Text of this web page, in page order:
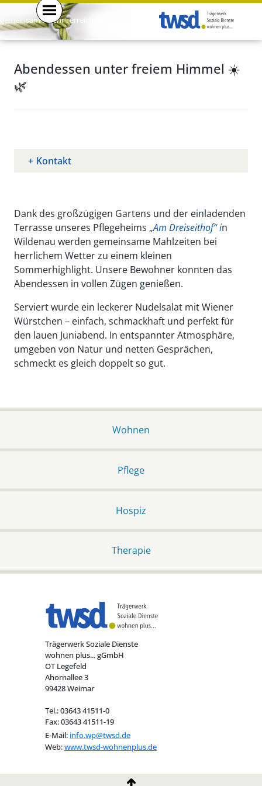
gemeinsam . mehr . erreichen .
Abendessen unter freiem Himmel ☀️
🌿
Kontakt
Dank des großzügigen Gartens und der einladenden
Terrasse unseres Pflegeheims „Am Dreiseithof“in
Wildenau werden gemeinsame Mahlzeiten bei
herrlichem Wetter zu einem kleinen
Sommerhighlight. Unsere Bewohner konnten das
Abendessen in vollen Zügen genießen.
Serviert wurde ein leckerer Nudelsalat mit Wiener
Würstchen – einfach, schmackhaft und perfekt für
den lauen Juniabend. In entspannter Atmosphäre,
umgeben von Natur und netten Gesprächen,
schmeckt es gleich doppelt so gut.
Wohnen
Pflege
Hospiz
Therapie
Trägerwerk Soziale Dienste
wohnen plus... gGmbH
OT Legefeld
Ahornallee 3
99428 Weimar
Tel.: 03643 41511-0
Fax: 03643 41511-19
E-Mail: info.wp@twsd.de
Web:www.twsd-wohnenplus.de